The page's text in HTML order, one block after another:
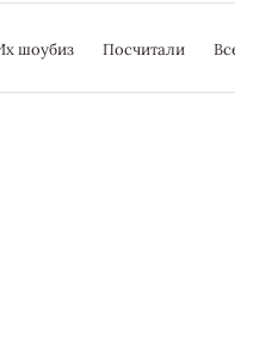
шоубиз Посчитали